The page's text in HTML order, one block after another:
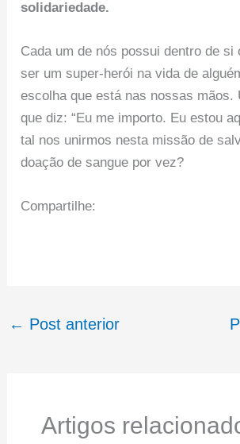
solidariedade.
Cada um de nós possui dentro de si
ser um super-herói na vida de
escolha que está nas nossas mãos.
que diz: “Eu me importo. Eu estou
tal nos unirmos nesta missão de
doação de sangue por vez?
Compartilhe:
← Post anterior
Artigos